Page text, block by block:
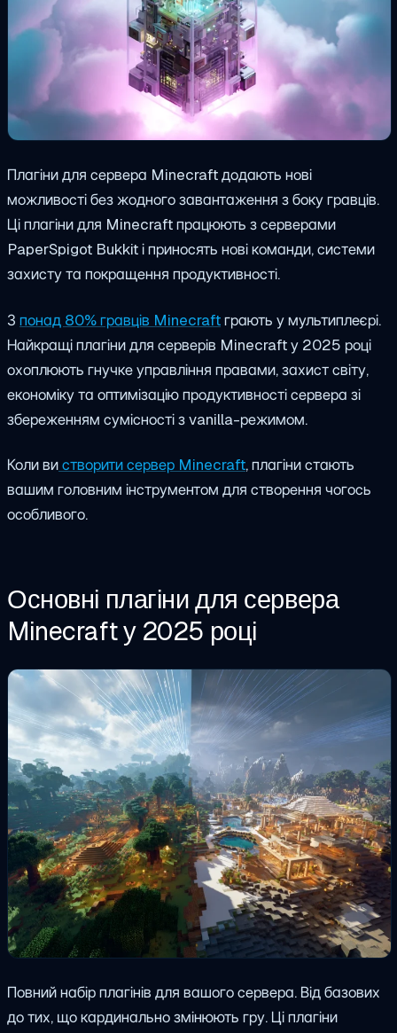
Плагіни для сервера Minecraft додають нові
можливості без жодного завантаження з боку гравців.
Ці плагіни для Minecraft працюють з серверами
PaperSpigot Bukkit і приносять нові команди, системи
захисту та покращення продуктивності.
З понад 80% гравців Minecraftграють у мультиплеєрі.
Найкращі плагіни для серверів Minecraft у 2025 році
охоплюють гнучке управління правами, захист світу,
економіку та оптимізацію продуктивності сервера зі
збереженням сумісності з vanilla-режимом.
Коли вистворити сервер Minecraft, плагіни стають
вашим головним інструментом для створення чогось
особливого.
Основні плагіни для сервера
Minecraft у 2025 році
Повний набір плагінів для вашого сервера. Від базових
до тих, що кардинально змінюють гру. Ці плагіни